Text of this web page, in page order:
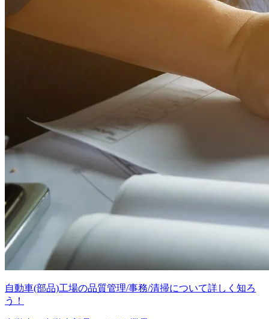
自動車(部品)工場の品質管理/事務/清掃について詳しく知ろ
う！